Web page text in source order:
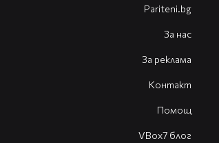
Pariteni.bg
За нас
За реклама
Контакт
Помощ
VBox7 блог